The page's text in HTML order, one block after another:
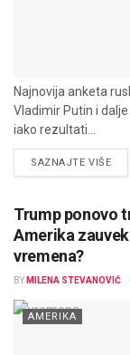
Najnovija anketa
Vladimir Putin i
iako rezultati...
SAZNAJTE VIŠE
Trump ponovo
Amerika
vremena?
BY MILENA STEVANOVIĆ
AMERIKA